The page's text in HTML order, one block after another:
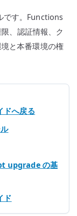
です。Functions
、認証情報、ク
と本番環境の権
ドへ戻る
upgrade の基
ド